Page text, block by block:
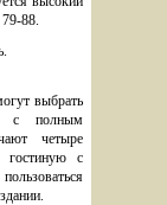
88.
выбрать
с полным
четыре
с